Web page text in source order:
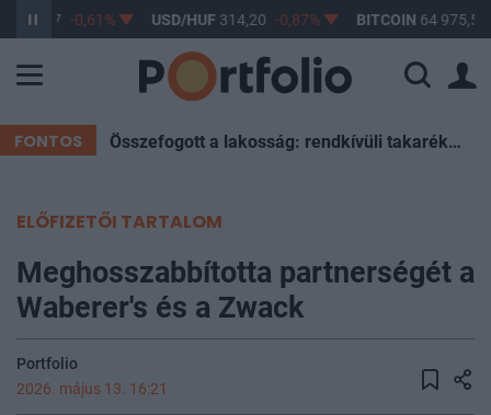
363,17 -0,61% USD/HUF314,20 -0,87% BITCOIN 64 975,59
FONTOS Összefogott a lakosság: rendkívüli takarékosság mentette meg Magyarországot a sötétségtől
ELŐFIZETŐI TARTALOM
Meghosszabbította partnerségét a
Waberer's és a Zwack
Portfolio
2026. május 13. 16:21